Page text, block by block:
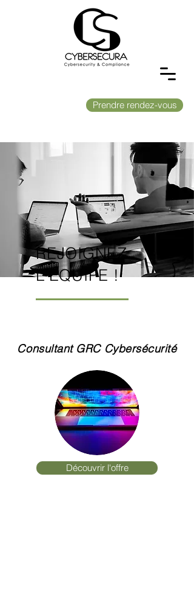
Prendre rendez-vous
REJOIGNEZ
L'ÉQUIPE !
Consultant GRC Cybersécurité
Découvrir l'offre